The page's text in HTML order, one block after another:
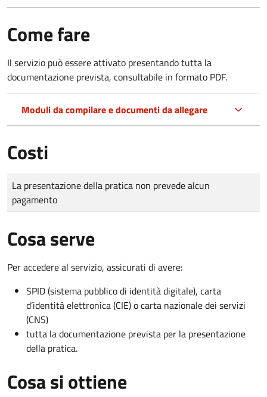
Come fare
Il servizio può essere attivato presentando tutta la
documentazione prevista, consultabile in formato PDF.
Moduli da compilare e documenti da allegare
Costi
Tipo di pagamento
Importo
La presentazione della pratica non prevede alcun
pagamento
Cosa serve
Per accedere al servizio, assicurati di avere:
SPID (sistema pubblico di identità digitale), carta
d’identità elettronica (CIE) o carta nazionale dei servizi
(CNS)
tutta la documentazione prevista per la presentazione
della pratica.
Cosa si ottiene